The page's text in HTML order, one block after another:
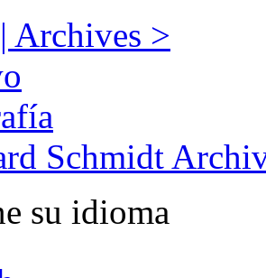
Archives >
Schmidt
su idioma